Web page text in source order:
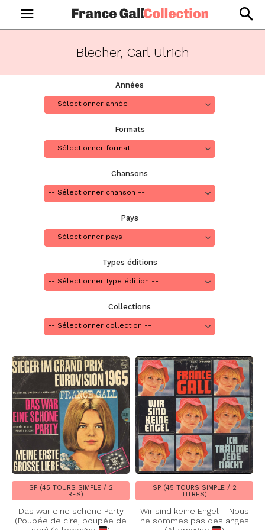
Blecher, Carl Ulrich
Années
Formats
Chansons
Pays
Types éditions
Collections
SP (45 TOURS SIMPLE / 2
TITRES)
Das war eine schöne Party
(Poupée de cire, poupée de
SP (45 TOURS SIMPLE / 2
TITRES)
Wir sind keine Engel – Nous
ne sommes pas des anges